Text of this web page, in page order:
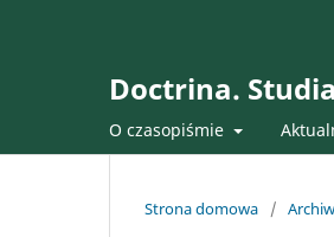
Doctrina.
O czasopiśmie
Strona domowa /